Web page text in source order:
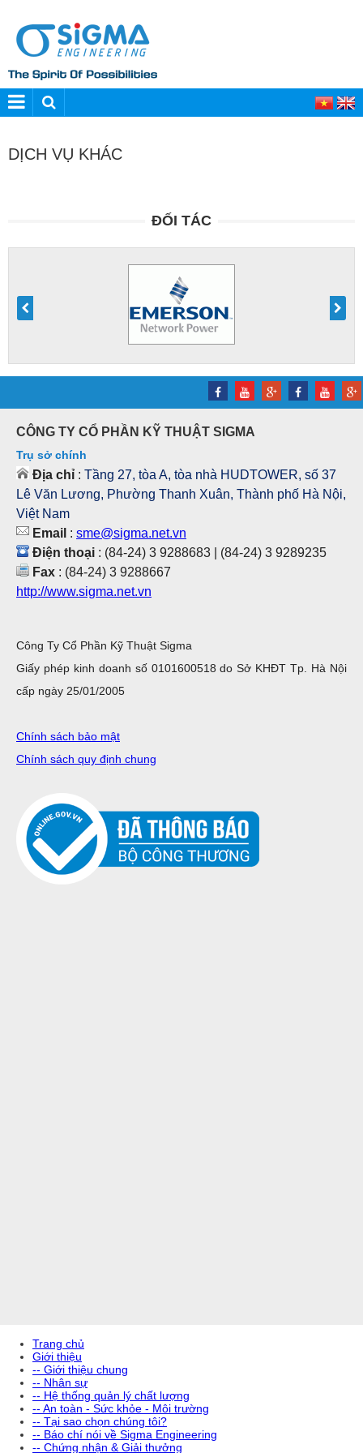
DỊCH VỤ KHÁC
ĐỐI TÁC
CÔNG TY CỔ PHẦN KỸ THUẬT SIGMA
Trụ sở chính
Địa chỉ : Tầng 27, tòa A, tòa nhà HUDTOWER, số 37
Lê Văn Lương, Phường Thanh Xuân, Thành phố Hà Nội,
Việt Nam
Email : sme@sigma.net.vn
Điện thoại : (84-24) 3 9288683 | (84-24) 3 9289235
Fax : (84-24) 3 9288667
http://www.sigma.net.vn
Công Ty Cổ Phần Kỹ Thuật Sigma
Giấy phép kinh doanh số 0101600518 do Sở KHĐT Tp. Hà Nội
cấp ngày 25/01/2005
Chính sách bảo mật
Chính sách quy định chung
Trang chủ
Giới thiệu
-- Giới thiệu chung
-- Nhân sự
-- Hệ thống quản lý chất lượng
-- An toàn - Sức khỏe - Môi trường
-- Tại sao chọn chúng tôi?
-- Báo chí nói về Sigma Engineering
-- Chứng nhận & Giải thưởng